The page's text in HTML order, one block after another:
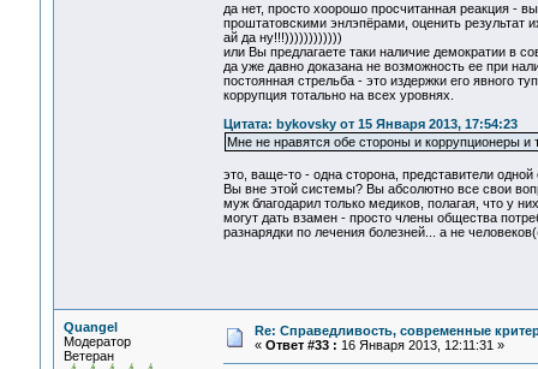
да нет, просто хоорошо просчитанная реакция -
проштатовскими энлэпёрами, оценить результат
ай да ну!!!))))))))))))
или Вы предлагаете таки наличие демократии в
да уже давно доказана не возможность ее при
постоянная стрельба - это издержки его явного
коррупция тотально на всех уровнях.
Цитата: bykovsky от 15 Января 2013, 17:54:23
Мне не нравятся обе стороны и коррупционеры и
это, ваще-то - одна сторона, представители
Вы вне этой системы? Вы абсолютно все свои
муж благодарил только медиков, полагая, что у
могут дать взамен - просто члены общества
разнарядки по лечения болезней... а не
Quangel
Модератор
Ветеран
Re: Справедливость, современные
« Ответ #33 : 16 Января 2013, 12:11:31 »